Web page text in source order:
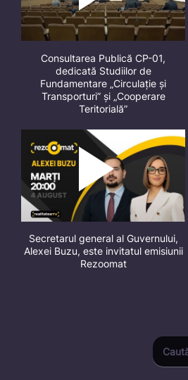
Consultarea Publică CP-01,
dedicată Studiilor de
Fundamentare „Circulație și
Transporturi” și „Cooperare
Teritorială”
Secretarul general al Guvernului,
Alexei Buzu, este invitatul emisiunii
Rezoomat